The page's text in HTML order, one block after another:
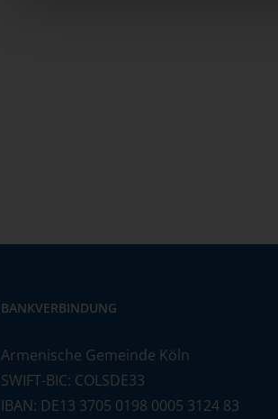
BANKVERBINDUNG
Armenische Gemeinde Köln
SWIFT-BIC: COLSDE33
IBAN: DE13 3705 0198 0005 3124 83